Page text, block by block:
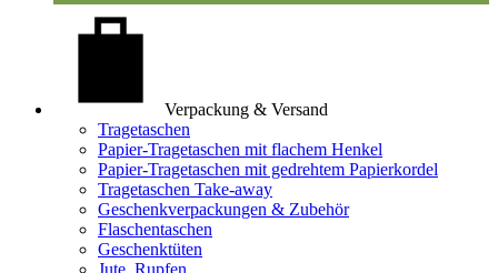
Verpackung & Versand
Tragetaschen
Papier-Tragetaschen mit flachem Henkel
Papier-Tragetaschen mit gedrehtem Papierkordel
Tragetaschen Take-away
Geschenkverpackungen & Zubehör
Flaschentaschen
Geschenktüten